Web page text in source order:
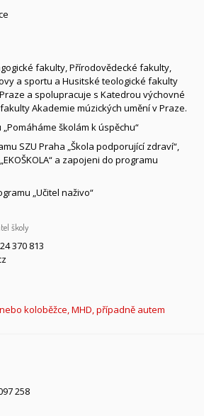
fakulty, Přírodovědecké fakulty,
a sportu a Husitské teologické fakulty
a spolupracuje s Katedrou výchovné
Akademie múzických umění v Praze.
školám k úspěchu“
SZU Praha „Škola podporující zdraví“,
a zapojeni do programu
„Učitel naživo“
školy
370 813
koloběžce, MHD, případně autem
258